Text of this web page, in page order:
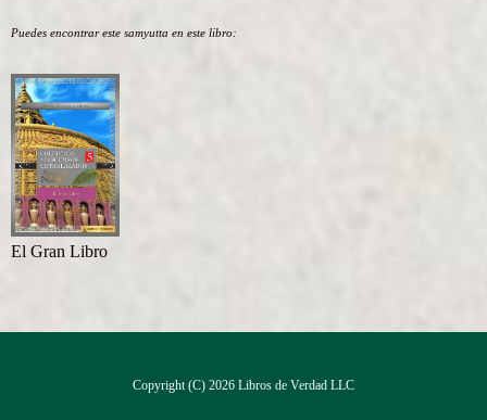
Puedes encontrar este samyutta en este libro:
El Gran Libro
Copyright (C) 2026 Libros de Verdad LLC